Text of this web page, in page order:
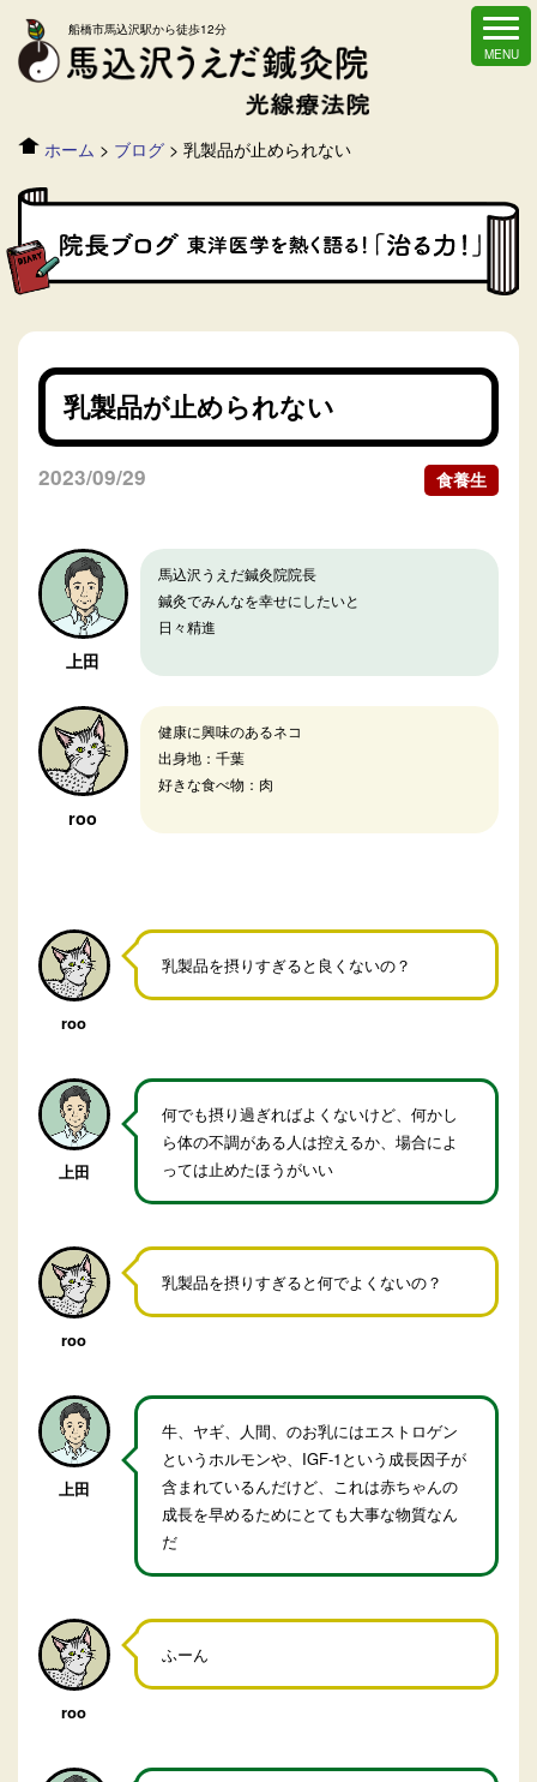
船橋市馬込沢駅から徒歩12分
ホーム > ブログ> 乳製品が止められない
乳製品が止められない
2023/09/29 食養生
上田
馬込沢うえだ鍼灸院院長
鍼灸でみんなを幸せにしたいと
日々精進
roo
健康に興味のあるネコ
出身地：千葉
好きな食べ物：肉
roo
乳製品を摂りすぎると良くないの？
上田
何でも摂り過ぎればよくないけど、何かし
ら体の不調がある人は控えるか、場合によ
っては止めたほうがいい
roo
乳製品を摂りすぎると何でよくないの？
上田
牛、ヤギ、人間、のお乳にはエストロゲン
というホルモンや、IGF-1という成長因子が
含まれているんだけど、これは赤ちゃんの
成長を早めるためにとても大事な物質なん
だ
roo
ふーん